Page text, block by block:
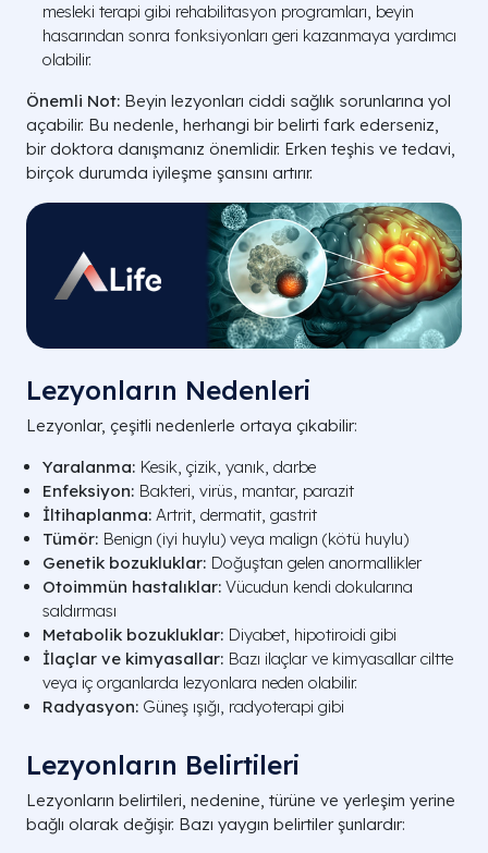
mesleki terapi gibi rehabilitasyon programları, beyin
hasarından sonra fonksiyonları geri kazanmaya yardımcı
olabilir.
Önemli Not: Beyin lezyonları ciddi sağlık sorunlarına yol
açabilir. Bu nedenle, herhangi bir belirti fark ederseniz,
bir doktora danışmanız önemlidir. Erken teşhis ve tedavi,
birçok durumda iyileşme şansını artırır.
Lezyonların Nedenleri
Lezyonlar, çeşitli nedenlerle ortaya çıkabilir:
Yaralanma: Kesik, çizik, yanık, darbe
Enfeksiyon: Bakteri, virüs, mantar, parazit
İltihaplanma: Artrit, dermatit, gastrit
Tümör: Benign (iyi huylu) veya malign (kötü huylu)
Genetik bozukluklar: Doğuştan gelen anormallikler
Otoimmün hastalıklar: Vücudun kendi dokularına
saldırması
Metabolik bozukluklar: Diyabet, hipotiroidi gibi
İlaçlar ve kimyasallar: Bazı ilaçlar ve kimyasallar ciltte
veya iç organlarda lezyonlara neden olabilir.
Radyasyon: Güneş ışığı, radyoterapi gibi
Lezyonların Belirtileri
Lezyonların belirtileri, nedenine, türüne ve yerleşim yerine
bağlı olarak değişir. Bazı yaygın belirtiler şunlardır: